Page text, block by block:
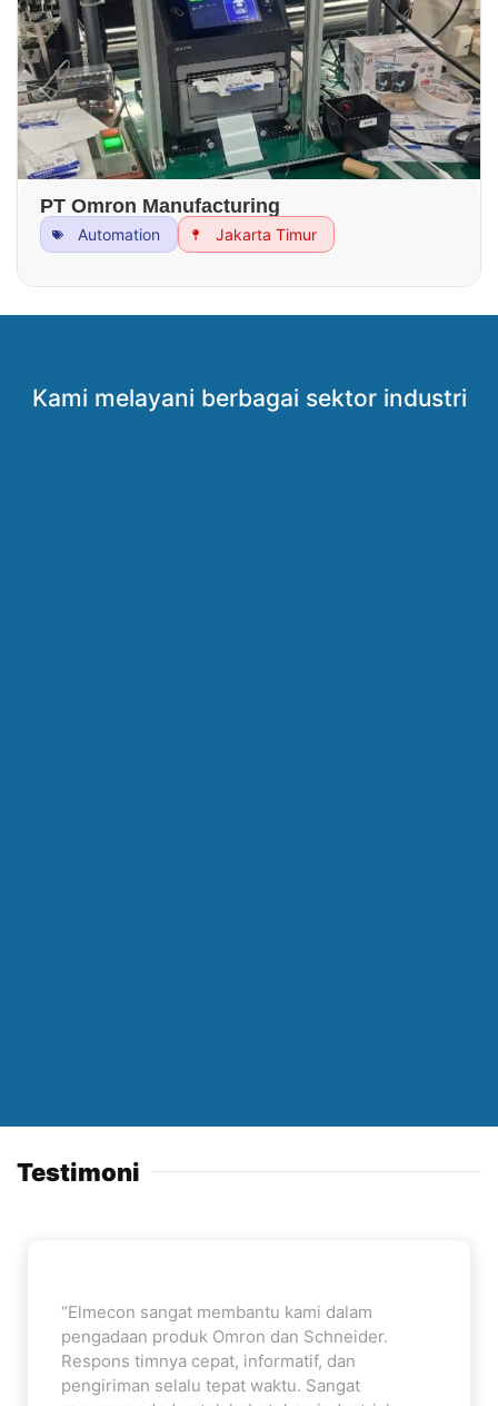
PT Omron Manufacturing
Automation Jakarta Timur
Kami melayani berbagai sektor industri
Testimoni
“Elmecon sangat membantu kami dalam
pengadaan produk Omron dan Schneider.
Respons timnya cepat, informatif, dan
pengiriman selalu tepat waktu. Sangat